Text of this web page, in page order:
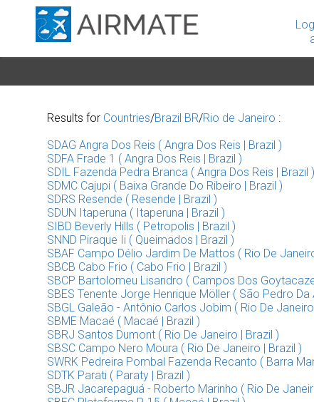
Results for Countries/Brazil BR/Rio de Janeiro :
SDAG Angra Dos Reis ( Angra Dos Reis | Brazil )
SDFA Frade 1 ( Angra Dos Reis | Brazil )
SDIL Fazenda Pedra Branca ( Angra Dos Reis | Brazil )
SDMC Cajupi ( Baixa Grande Do Ribeiro | Brazil )
SDRS Resende ( Resende | Brazil )
SDUN Itaperuna ( Itaperuna | Brazil )
SIBD Beverly Hills ( Petropolis | Brazil )
SNND Piraque Ii ( Queimados | Brazil )
SBAF Campo Délio Jardim De Mattos ( Rio De
SBCB Cabo Frio ( Cabo Frio | Brazil )
SBCP Bartolomeu Lisandro ( Campos Dos
SBES Tenente Jorge Henrique Möller ( São Pedro Da
SBGL Galeão - Antônio Carlos Jobim ( Rio De
SBME Macaé ( Macaé | Brazil )
SBRJ Santos Dumont ( Rio De Janeiro | Brazil )
SBSC Campo Nero Moura ( Rio De Janeiro | Brazil )
SWRK Pedreira Pombal Fazenda Recanto ( Barra
SDTK Parati ( Paraty | Brazil )
SBJR Jacarepaguá - Roberto Marinho ( Rio De